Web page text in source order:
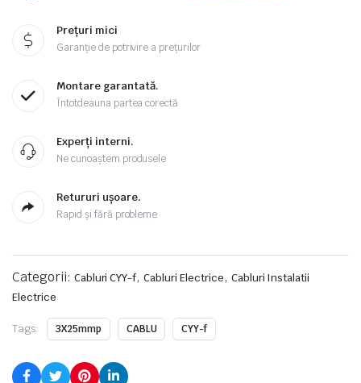
Prețuri mici
Garanție de potrivire a prețurilor
Montare garantată.
Întotdeauna partea corectă
Experți interni.
Ne cunoaștem produsele
Retururi ușoare.
Rapid și fără probleme
Categorii: Cabluri CYY-f,Cabluri Electrice, Cabluri Instalatii
Electrice
Tags: 3X25mmp CABLU CYY-f